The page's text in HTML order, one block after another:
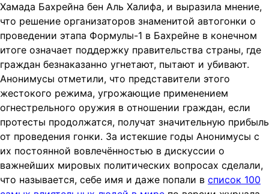
Хамада Бахрейна бен Аль Халифа, и выразила мнение,
что решение организаторов знаменитой автогонки о
проведении этапа Формулы-1 в Бахрейне в конечном
итоге означает поддержку правительства страны, где
граждан безнаказанно угнетают, пытают и убивают.
Анонимусы отметили, что представители этого
жестокого режима, угрожающие применением
огнестрельного оружия в отношении граждан, если
протесты продолжатся, получат значительную прибыль
от проведения гонки. За истекшие годы Анонимусы с
их постоянной вовлечённостью в дискуссии о
важнейших мировых политических вопросах сделали,
что называется, себе имя и даже попали в список 100